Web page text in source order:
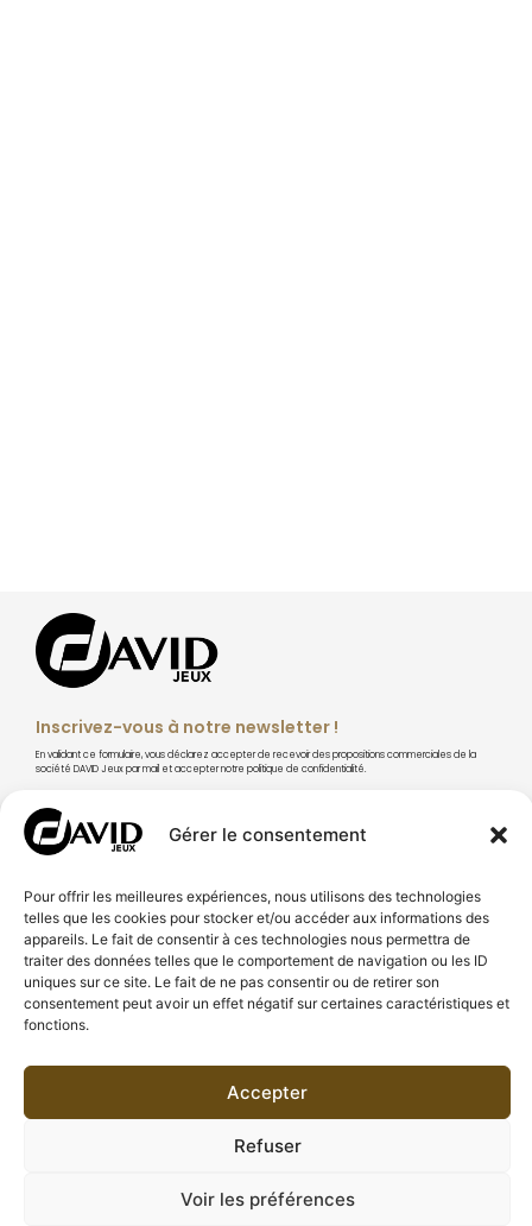
Gérer le consentement
Pour offrir les meilleures expériences, nous utilisons des technologies
telles que les cookies pour stocker et/ou accéder aux informations des
appareils. Le fait de consentir à ces technologies nous permettra de
traiter des données telles que le comportement de navigation ou les ID
uniques sur ce site. Le fait de ne pas consentir ou de retirer son
consentement peut avoir un effet négatif sur certaines caractéristiques et
fonctions.
Accepter
Refuser
Voir les préférences
Inscrivez-vous à notre newsletter !
En validant ce formulaire, vous déclarez accepter de recevoir des propositions commerciales de la
société DAVID Jeux par mail et accepter notre politique de confidentialité.
S'abonner
À PROPOS DE DAVID JEUX
CONSEILS & TECHNIQUES